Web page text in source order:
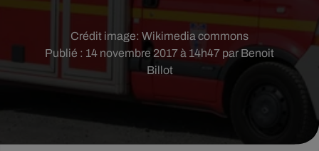
Publié : 14 novembre 2017 à 14h47 par Benoit
Billot
Crédit image: Wikimedia commons